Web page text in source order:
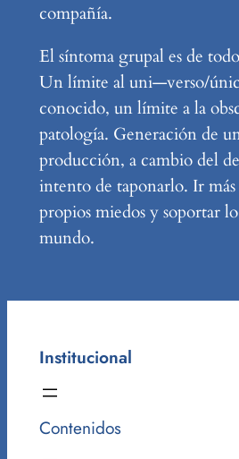
compañía.
El síntoma grupal es de
Un límite al uni—verso/
conocido, un límite a la
patología. Generación de
producción, a cambio del
intento de taponarlo. Ir más
propios miedos y soportar
mundo.
Institucional
Contenidos